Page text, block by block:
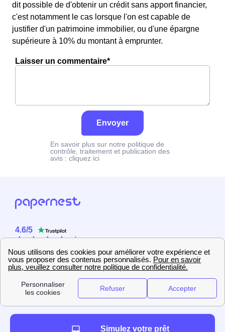
dit possible de d'obtenir un crédit sans apport financier,
c'est notamment le cas lorsque l'on est capable de
justifier d'un patrimoine immobilier, ou d'une épargne
supérieure à 10% du montant à emprunter.
Laisser un commentaire*
Envoyer
En savoir plus sur notre politique de
contrôle, traitement et publication des
avis : cliquez ici
4.6/5
2358 utilisateurs
Simulez votre prêt